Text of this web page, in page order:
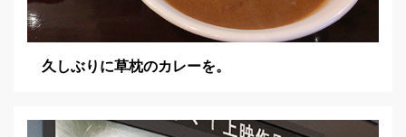
久しぶりに草枕のカレーを。